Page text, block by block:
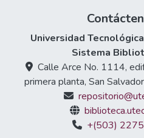
Universidad
Sistema
Calle Arce No. 1114,
primera planta, San
+(503)